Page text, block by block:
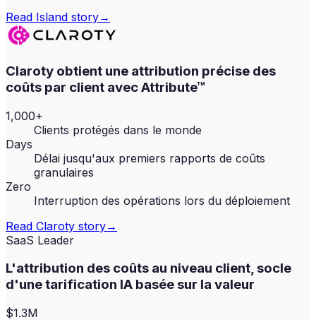
Read Island story→
Claroty obtient une attribution précise des
coûts par client avec Attribute™
1,000+
Clients protégés dans le monde
Days
Délai jusqu'aux premiers rapports de coûts
granulaires
Zero
Interruption des opérations lors du déploiement
Read Claroty story→
SaaS Leader
L'attribution des coûts au niveau client, socle
d'une tarification IA basée sur la valeur
$1.3M